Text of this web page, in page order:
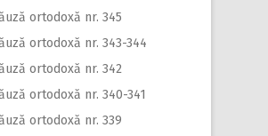
ortodoxă nr. 345
ortodoxă nr. 343-344
ortodoxă nr. 342
ortodoxă nr. 340-341
ortodoxă nr. 339